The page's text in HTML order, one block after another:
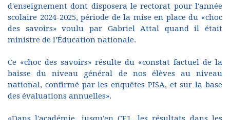
d'enseignement dont disposera le rectorat pour l'année
scolaire 2024-2025, période de la mise en place du «choc
des savoirs» voulu par Gabriel Attal quand il était
ministre de l’Éducation nationale.
Ce «choc des savoirs» résulte du «constat factuel de la
baisse du niveau général de nos élèves au niveau
national, confirmé par les enquêtes PISA, et sur la base
des évaluations annuelles».